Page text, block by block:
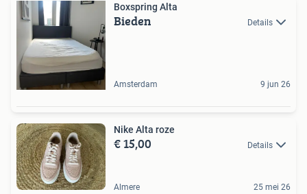
Boxspring Alta
Bieden Details
Amsterdam 9 jun 26
Nike Alta roze
€ 15,00 Details
Almere 25 mei 26